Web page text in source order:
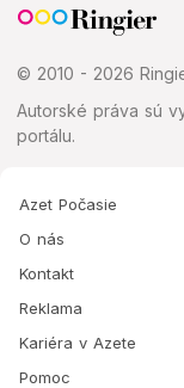
© 2010 - 2026
Autorské práva sú
portálu.
Azet Počasie
O nás
Kontakt
Reklama
Kariéra v Azete
Pomoc